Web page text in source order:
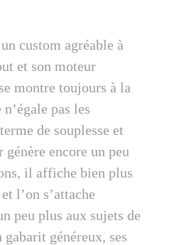
custom agréable à
et son moteur
montre toujours à la
pas les
de souplesse et
génère encore un peu
il affiche bien plus
l’on s’attache
peu plus aux sujets de
gabarit généreux, ses